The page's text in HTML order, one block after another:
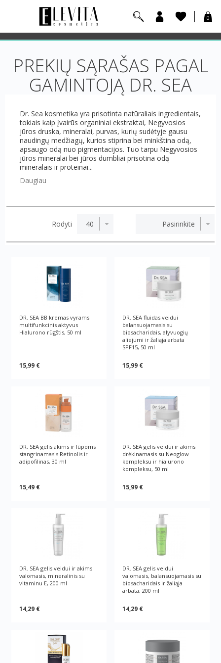
0
PREKIŲ SĄRAŠAS PAGAL
GAMINTOJĄ DR. SEA
Dr. Sea kosmetika yra prisotinta natūraliais ingredientais,
tokiais kaip įvairūs organiniai ekstraktai, Negyvosios
jūros druska, mineralai, purvas, kurių sudėtyje gausu
naudingų medžiagų, kurios stiprina bei minkština odą,
apsaugo odą nuo pigmentacijos. Tuo tarpu Negyvosios
jūros mineralai bei jūros dumbliai prisotina odą
mineralais ir proteinai...
Daugiau
Rodyti
DR. SEA BB kremas vyrams
multifunkcinis aktyvus
Hialurono rūgštis, 50 ml
15,99 €
DR. SEA fluidas veidui
balansuojamasis su
biosacharidais, alyvuogių
aliejumi ir žaliąja arbata
SPF15, 50 ml
15,99 €
DR. SEA gelis akims ir lūpoms
stangrinamasis Retinolis ir
adipofilinas, 30 ml
15,49 €
DR. SEA gelis veidui ir akims
drėkinamasis su Neoglow
kompleksu ir hialurono
kompleksu, 50 ml
15,99 €
DR. SEA gelis veidui ir akims
valomasis, mineralinis su
vitaminu E, 200 ml
14,29 €
DR. SEA gelis veidui
valomasis, balansuojamasis su
biosacharidais ir žaliąja
arbata, 200 ml
14,29 €